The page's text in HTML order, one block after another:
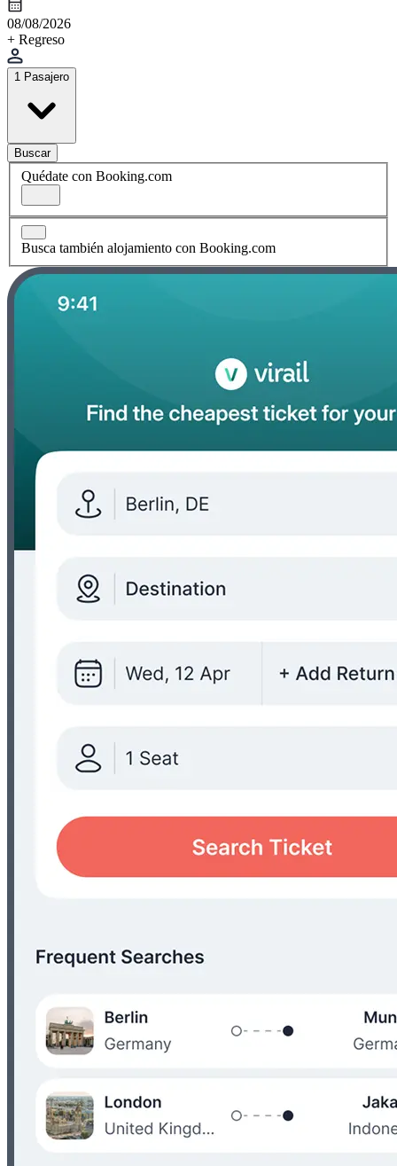
08/08/2026
+ Regreso
1 Pasajero
Buscar
Quédate con Booking.com
Busca también alojamiento con Booking.com